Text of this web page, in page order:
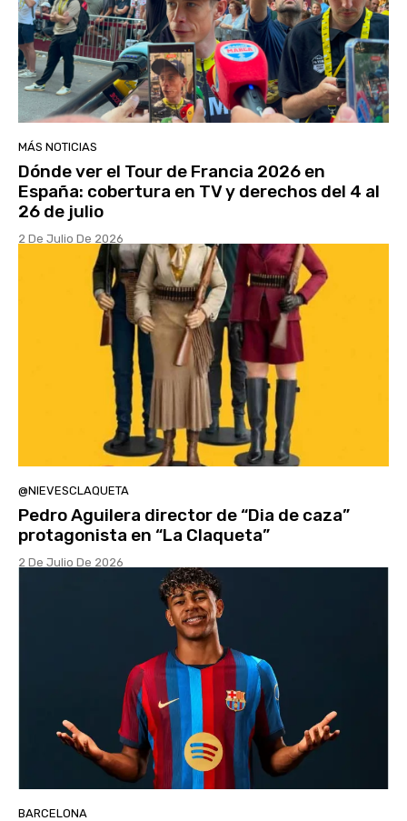
MÁS NOTICIAS
Dónde ver el Tour de Francia 2026 en
España: cobertura en TV y derechos del 4 al
26 de julio
2 De Julio De 2026
@NIEVESCLAQUETA
Pedro Aguilera director de “Dia de caza”
protagonista en “La Claqueta”
2 De Julio De 2026
BARCELONA